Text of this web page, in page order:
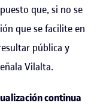
que, si no se
que se facilite en
pública y
Vilalta.
continua